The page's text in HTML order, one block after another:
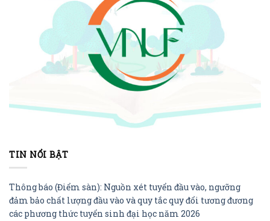
TIN NỔI BẬT
Thông báo (Điểm sàn): Nguồn xét tuyển đầu vào, ngưỡng
đảm bảo chất lượng đầu vào và quy tắc quy đổi tương đương
các phương thức tuyển sinh đại học năm 2026